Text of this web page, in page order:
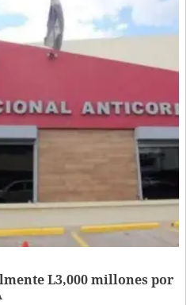
L3,000 millones por